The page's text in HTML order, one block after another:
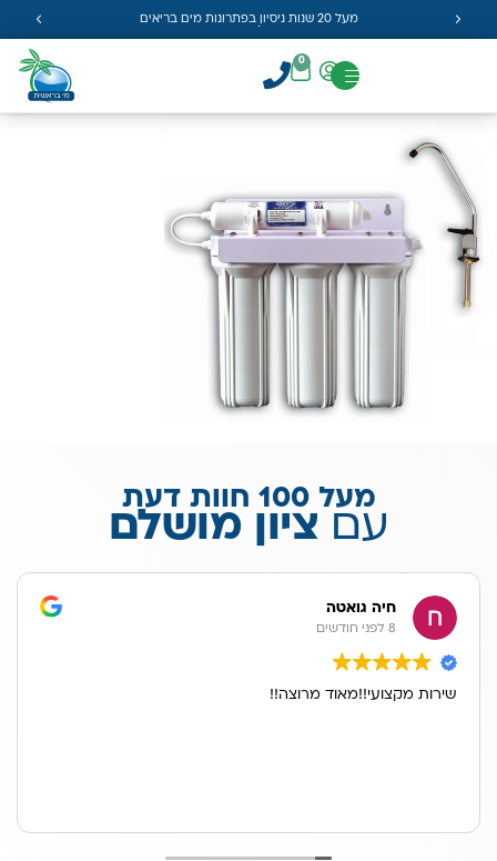
מעל 20 שנות ניסיון בפתרונות מים בריאים
0
מעל 100 חוות דעת
עםציון מושלם
חיה גואטה
8 לפני חודשים
שירות מקצועי!!מאוד מרוצה!!